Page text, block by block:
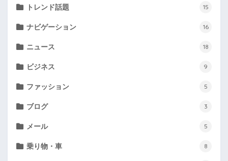
トレンド話題 15
ナビゲーション 16
ニュース 18
ビジネス 9
ファッション 5
ブログ 3
メール 5
乗り物・車 8